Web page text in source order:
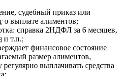
судебный приказ или
о выплате алиментов;
справка 2НДФЛ за 6 месяцев,
и т.п.;
финансовое состояние
размер алиментов,
выплачивать средства